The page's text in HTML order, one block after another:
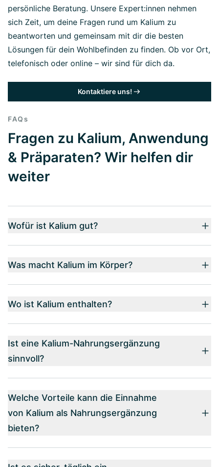
persönliche Beratung. Unsere Expert:innen nehmen
sich Zeit, um deine Fragen rund um Kalium zu
beantworten und gemeinsam mit dir die besten
Lösungen für dein Wohlbefinden zu finden. Ob vor Ort,
telefonisch oder online – wir sind für dich da.
Kontaktiere uns!
FAQs
Fragen zu Kalium, Anwendung
& Präparaten? Wir helfen dir
weiter
Wofür ist Kalium gut?
Was macht Kalium im Körper?
Wo ist Kalium enthalten?
Ist eine Kalium-Nahrungsergänzung
sinnvoll?
Welche Vorteile kann die Einnahme
von Kalium als Nahrungsergänzung
bieten?